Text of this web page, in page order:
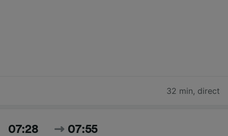
32 min, direct
07:28 07:55